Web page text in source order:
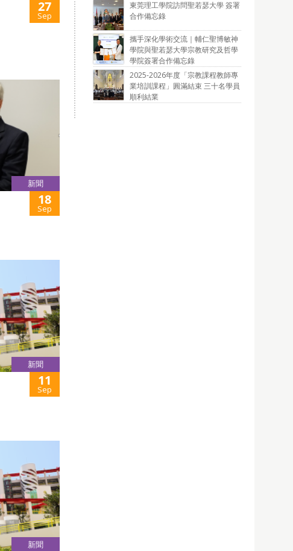
27
Sep
新聞
18
Sep
新聞
11
Sep
新聞
東莞理工學院訪問聖若瑟大學 簽署
合作備忘錄
攜手深化學術交流｜輔仁聖博敏神
學院與聖若瑟大學宗教研究及哲學
學院簽署合作備忘錄
2025-2026年度「宗教課程教師專
業培訓課程」圓滿結束 三十名學員
順利結業